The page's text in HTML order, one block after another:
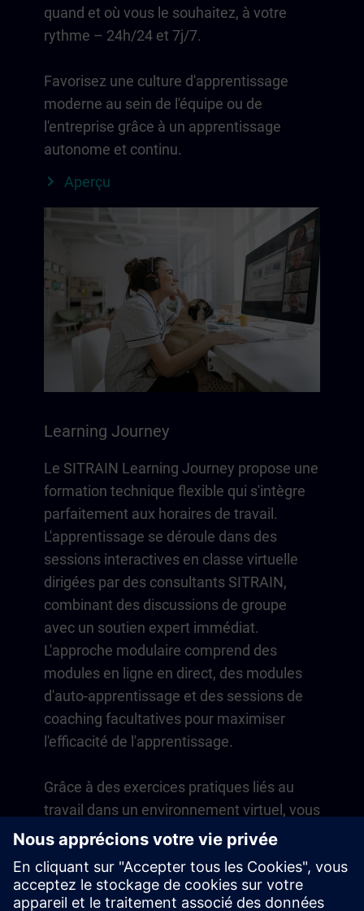
quand et où vous le souhaitez, à votre
rythme – 24h/24 et 7j/7.
Favorisez une culture d'apprentissage
moderne au sein de l'équipe ou de
l'entreprise grâce à un apprentissage
autonome et continu.
Aperçu
Learning Journey
Le SITRAIN Learning Journey propose une
formation technique flexible qui s'intègre
parfaitement aux horaires de travail.
L'apprentissage se déroule dans des
sessions interactives en classe virtuelle
dirigées par des consultants SITRAIN,
combinant des discussions de groupe
avec un soutien expert immédiat.
L'approche modulaire comprend des
modules en ligne en direct, des modules
d'auto-apprentissage et des sessions de
coaching facultatives pour maximiser
l'efficacité de l'apprentissage.
Grâce à des exercices pratiques liés au
travail dans un environnement virtuel, vous
développez des compétences directement
L'apprentissage se poursuit au-delà du
cours avec un abonnement d'un an à notre